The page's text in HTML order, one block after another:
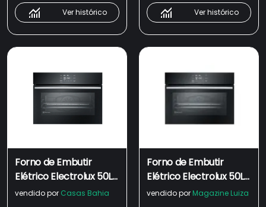
Ver histórico Ver histórico
Forno de Embutir
Elétrico Electrolux 50L
Experience Air Fryer,
vendido por Casas Bahia
Forno de Embutir
Elétrico Electrolux 50L
Experience Air Fryer,
vendido por Magazine Luiza